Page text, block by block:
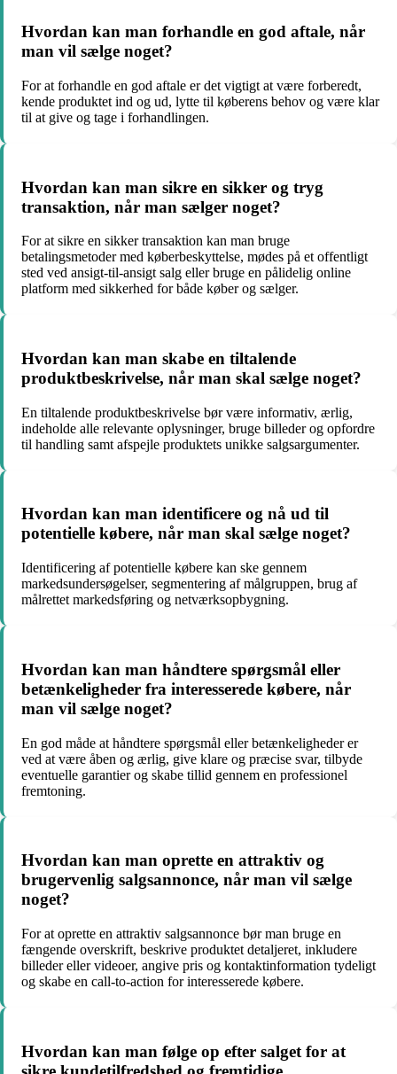
Hvordan kan man forhandle en god aftale, når
man vil sælge noget?
For at forhandle en god aftale er det vigtigt at være forberedt,
kende produktet ind og ud, lytte til køberens behov og være klar
til at give og tage i forhandlingen.
Hvordan kan man sikre en sikker og tryg
transaktion, når man sælger noget?
For at sikre en sikker transaktion kan man bruge
betalingsmetoder med køberbeskyttelse, mødes på et offentligt
sted ved ansigt-til-ansigt salg eller bruge en pålidelig online
platform med sikkerhed for både køber og sælger.
Hvordan kan man skabe en tiltalende
produktbeskrivelse, når man skal sælge noget?
En tiltalende produktbeskrivelse bør være informativ, ærlig,
indeholde alle relevante oplysninger, bruge billeder og opfordre
til handling samt afspejle produktets unikke salgsargumenter.
Hvordan kan man identificere og nå ud til
potentielle købere, når man skal sælge noget?
Identificering af potentielle købere kan ske gennem
markedsundersøgelser, segmentering af målgruppen, brug af
målrettet markedsføring og netværksopbygning.
Hvordan kan man håndtere spørgsmål eller
betænkeligheder fra interesserede købere, når
man vil sælge noget?
En god måde at håndtere spørgsmål eller betænkeligheder er
ved at være åben og ærlig, give klare og præcise svar, tilbyde
eventuelle garantier og skabe tillid gennem en professionel
fremtoning.
Hvordan kan man oprette en attraktiv og
brugervenlig salgsannonce, når man vil sælge
noget?
For at oprette en attraktiv salgsannonce bør man bruge en
fængende overskrift, beskrive produktet detaljeret, inkludere
billeder eller videoer, angive pris og kontaktinformation tydeligt
og skabe en call-to-action for interesserede købere.
Hvordan kan man følge op efter salget for at